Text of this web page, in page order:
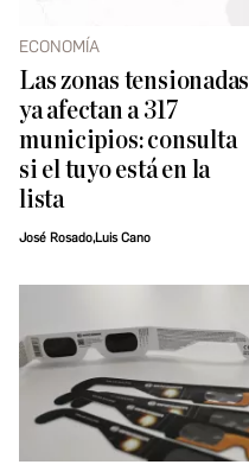
ECONOMÍA
Las zonas tensionadas
ya afectan a 317
municipios: consulta
si el tuyo está en la
lista
José Rosado,Luis Cano